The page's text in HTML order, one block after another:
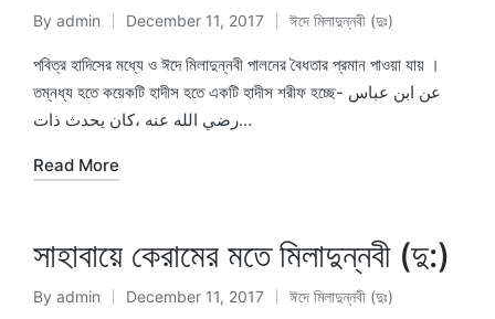
Posted
by
By admin December 11, 2017
Posted
in
ঈদে মিলাদুন্নবী (দুঃ)
পবিত্র হাদিসের মধ্যে ও ঈদে মিলাদুন্নবী পালনের বৈধতার প্রমান পাওয়া যায় ।
তম্নধ্য হতে কয়েকটি হাদীস হতে একটি হাদীস শরীফ হচ্ছে- عن ابن عباس
رضي الله عنه ،كان يحدث ذات…
Read More
সাহাবায়ে কেরামের মতে মিলাদুন্নবী (দু:)
Posted
By admin December 11, 2017
Posted
ঈদে মিলাদুন্নবী (দুঃ)